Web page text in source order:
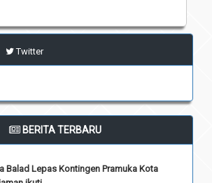
Twitter
BERITA TERBARU
Balad Lepas Kontingen Pramuka Kota